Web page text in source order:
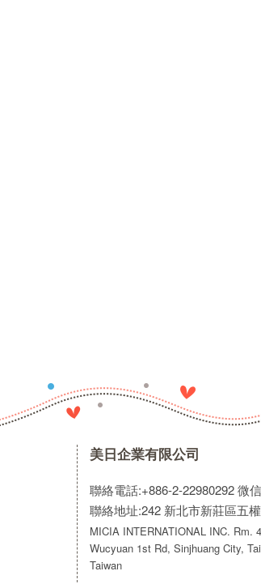
美日企業有限公司
聯絡電話:+886-2-22980292微
聯絡地址:242 新北市新莊區五
MICIA INTERNATIONAL INC. Rm.
Wucyuan 1st Rd, Sinjhuang City,
Taiwan